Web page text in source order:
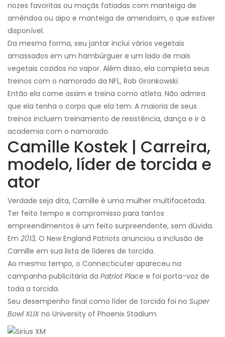
nozes favoritas ou maçãs fatiadas com manteiga de
amêndoa ou aipo e manteiga de amendoim, o que estiver
disponível.
Da mesma forma, seu jantar inclui vários vegetais
amassados ​​em um hambúrguer e um lado de mais
vegetais cozidos no vapor. Além disso, ela completa seus
treinos com o namorado da NFL, Rob Gronkowski.
Então ela come assim e treina como atleta. Não admira
que ela tenha o corpo que ela tem. A maioria de seus
treinos incluem treinamento de resistência, dança e ir à
academia com o namorado.
Camille Kostek | Carreira,
modelo, líder de torcida e
ator
Verdade seja dita, Camille é uma mulher multifacetada.
Ter feito tempo e compromisso para tantos
empreendimentos é um feito surpreendente, sem dúvida.
Em 2013, O New England Patriots anunciou a inclusão de
Camille em sua lista de líderes de torcida.
Ao mesmo tempo, o Connecticuter apareceu na
campanha publicitária da Patriot Place e foi porta-voz de
toda a torcida.
Seu desempenho final como líder de torcida foi no Super
Bowl XLIX no University of Phoenix Stadium.